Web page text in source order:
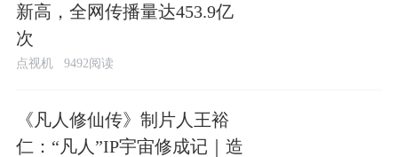
新高，全网传播量达453.9亿
次
点视机 9492阅读
《凡人修仙传》制片人王裕
仁：“凡人”IP宇宙修成记｜造